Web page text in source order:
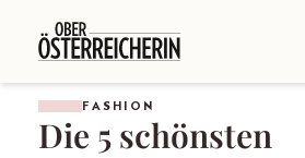
FASHION
Die 5 schönsten